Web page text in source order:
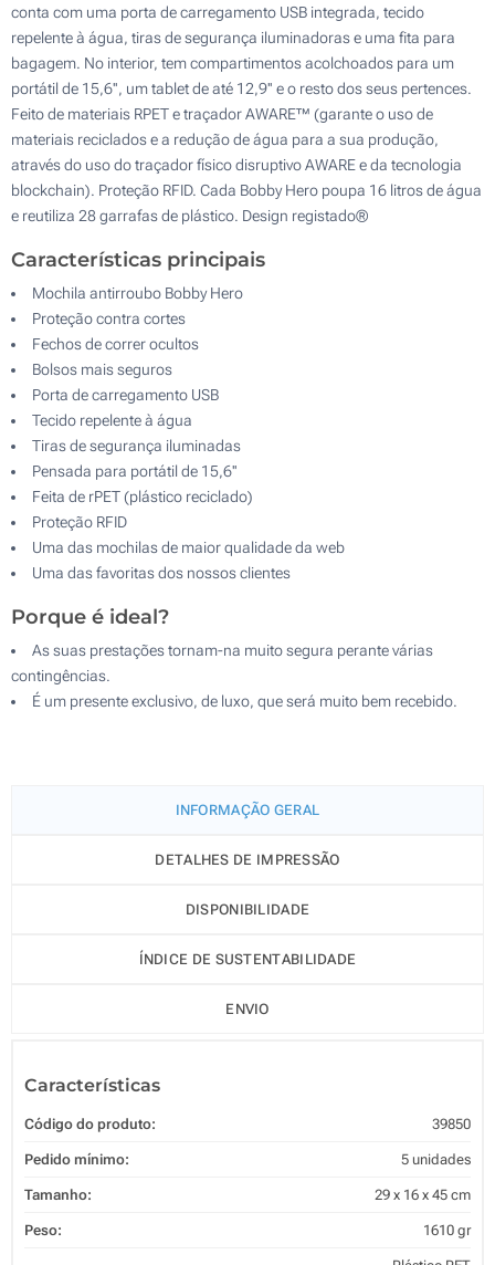
conta com uma porta de carregamento USB integrada, tecido
repelente à água, tiras de segurança iluminadoras e uma fita para
bagagem. No interior, tem compartimentos acolchoados para um
portátil de 15,6'', um tablet de até 12,9'' e o resto dos seus pertences.
Feito de materiais RPET e traçador AWARE™ (garante o uso de
materiais reciclados e a redução de água para a sua produção,
através do uso do traçador físico disruptivo AWARE e da tecnologia
blockchain). Proteção RFID. Cada Bobby Hero poupa 16 litros de água
e reutiliza 28 garrafas de plástico. Design registado®
Características principais
Mochila antirroubo Bobby Hero
Proteção contra cortes
Fechos de correr ocultos
Bolsos mais seguros
Porta de carregamento USB
Tecido repelente à água
Tiras de segurança iluminadas
Pensada para portátil de 15,6''
Feita de rPET (plástico reciclado)
Proteção RFID
Uma das mochilas de maior qualidade da web
Uma das favoritas dos nossos clientes
Porque é ideal?
As suas prestações tornam-na muito segura perante várias
contingências.
É um presente exclusivo, de luxo, que será muito bem recebido.
INFORMAÇÃO GERAL
DETALHES DE IMPRESSÃO
DISPONIBILIDADE
ÍNDICE DE SUSTENTABILIDADE
ENVIO
Características
Código do produto: 39850
Pedido mínimo: 5 unidades
Tamanho: 29 x 16 x 45 cm
Peso: 1610 gr